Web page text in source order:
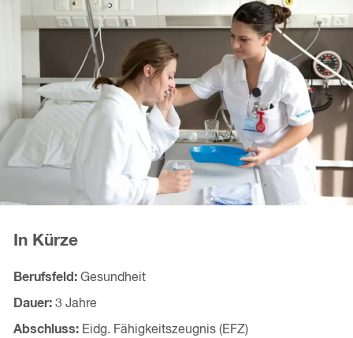
In Kürze
Berufsfeld
Gesundheit
Dauer 3 Jahre
Abschluss
Eidg. Fähigkeitszeugnis (EFZ)